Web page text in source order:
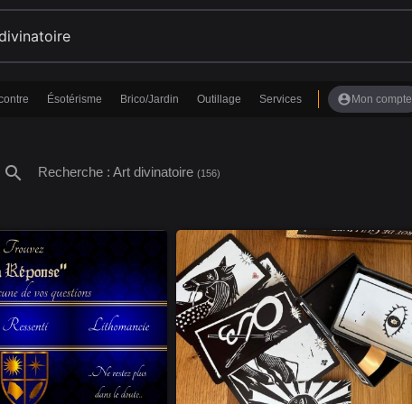
Ésotérisme Brico/Jardin Outillage Services account_circle Mon compte
search Recherche : Art divinatoire (156)